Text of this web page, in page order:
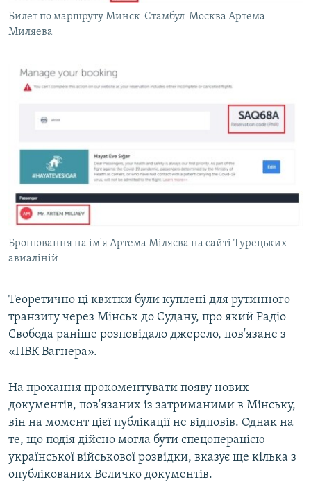
Билет по маршруту Минск-Стамбул-Москва Артема
Миляева
Бронювання на ім'я Артема Міляєва на сайті Турецьких
авиаліній
Теоретично ці квитки були куплені для рутинного
транзиту через Мінськ до Судану, про який Радіо
Свобода раніше розповідало джерело, пов'язане з
«ПВК Вагнера».
На прохання прокоментувати появу нових
документів, пов'язаних із затриманими в Мінську,
він на момент цієї публікації не відповів. Однак на
те, що подія дійсно могла бути спецоперацією
української військової розвідки, вказує ще кілька з
опублікованих Величко документів.